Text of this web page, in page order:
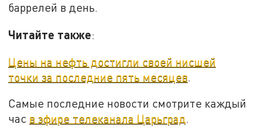
баррелей в день.
Читайте также:
Цены на нефть достигли своей нисшей
точки за последние пять месяцев
Самые последние новости смотрите каждый
час в эфире телеканала Царьград.